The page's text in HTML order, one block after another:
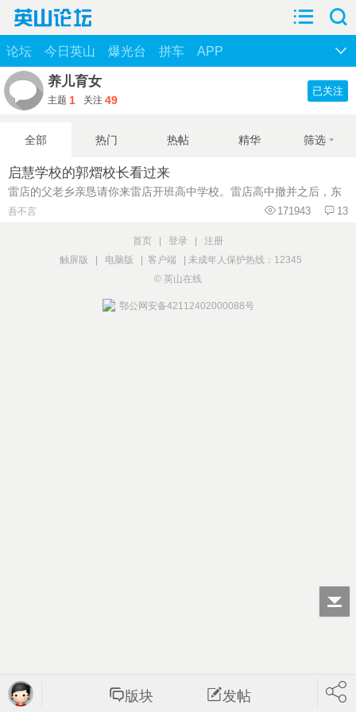
论坛 今日英山 爆光台 拼车 APP
养儿育女
主题 1 关注 49
已关注
全部 热门 热帖 精华 筛选
启慧学校的郭熠校长看过来
雷店的父老乡亲恳请你来雷店开班高中学校。雷店高中撤并之后，东
吾不言 13
171943
首页 登录
注册
触屏版
电脑版 客户端
未成年人保护热线：12345
© 英山在线
鄂公网安备42112402000088号
版块 发帖